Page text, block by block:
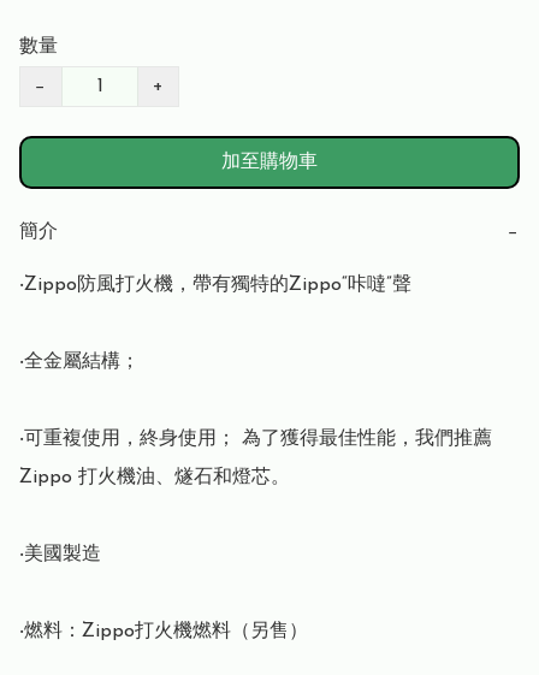
數量
− +
加至購物車
簡介 −
‧Zippo防風打火機，帶有獨特的Zippo“咔噠”聲
‧全金屬結構；
‧可重複使用，終身使用； 為了獲得最佳性能，我們推薦
Zippo 打火機油、燧石和燈芯。
‧美國製造
‧燃料：Zippo打火機燃料（另售）